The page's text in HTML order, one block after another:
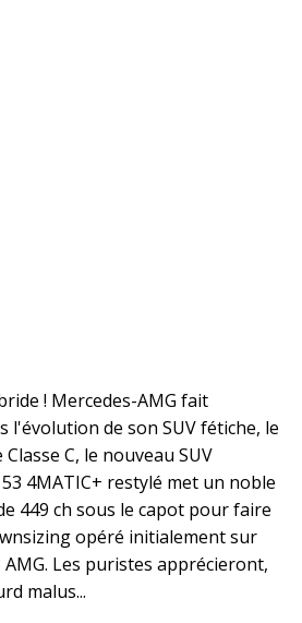
! Mercedes-AMG fait
l'évolution de son SUV fétiche, le
C, le nouveau SUV
53 4MATIC+ restylé met un noble
449 ch sous le capot pour faire
opéré initialement sur
Les puristes apprécieront,
malus...